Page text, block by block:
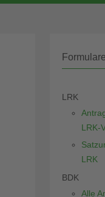
Formulare
LRK
LRK-
LRK
BDK
Alle